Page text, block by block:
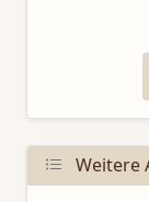
Weitere